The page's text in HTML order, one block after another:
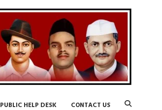
PUBLIC HELP DESK CONTACT US